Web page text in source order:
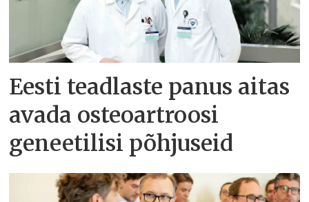
Eesti teadlaste panus aitas
avada osteoartroosi
geneetilisi põhjuseid